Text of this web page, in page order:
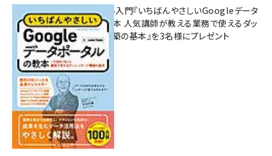
無料BIツール入門『いちばんやさしいGoogleデータ
ポータルの教本 人気講師が教える業務で使えるダッ
シュボード構築の基本』を3名様にプレゼント
7月31日 10:00